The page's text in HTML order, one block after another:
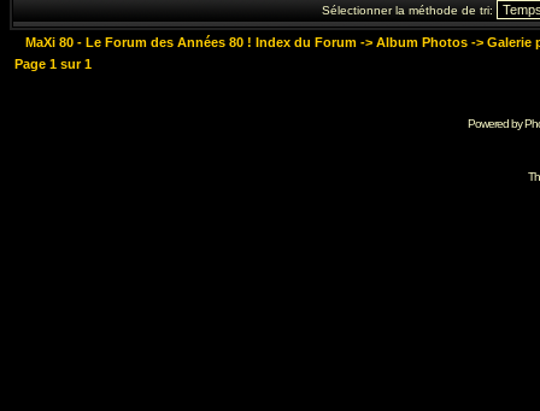
Sélectionner la méthode de tri:
MaXi 80 - Le Forum des Années 80 ! Index du Forum -> Album Photos -> Galerie
Page 1 sur1
Powered by